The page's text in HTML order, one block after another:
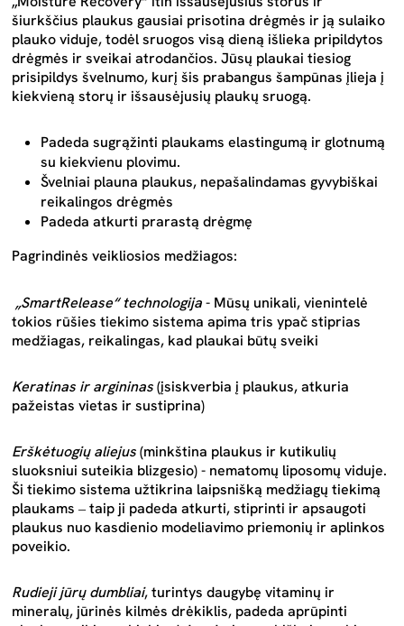
šiurkščius plaukus gausiai prisotina drėgmės ir ją sulaiko
plauko viduje, todėl sruogos visą dieną išlieka pripildytos
drėgmės ir sveikai atrodančios. Jūsų plaukai tiesiog
prisipildys švelnumo, kurį šis prabangus šampūnas įlieja į
kiekvieną storų ir išsausėjusių plaukų sruogą.
Padeda sugrąžinti plaukams elastingumą ir glotnumą
su kiekvienu plovimu.
Švelniai plauna plaukus, nepašalindamas gyvybiškai
reikalingos drėgmės
Padeda atkurti prarastą drėgmę
Pagrindinės veikliosios medžiagos:
„SmartRelease“ technologija- Mūsų unikali, vienintelė
tokios rūšies tiekimo sistema apima tris ypač stiprias
medžiagas, reikalingas, kad plaukai būtų sveiki
Keratinas ir argininas(įsiskverbia į plaukus, atkuria
pažeistas vietas ir sustiprina)
Erškėtuogių aliejus(minkština plaukus ir kutikulių
sluoksniui suteikia blizgesio) - nematomų liposomų viduje.
Ši tiekimo sistema užtikrina laipsnišką medžiagų tiekimą
plaukams ‒ taip ji padeda atkurti, stiprinti ir apsaugoti
plaukus nuo kasdienio modeliavimo priemonių ir aplinkos
poveikio.
Rudieji jūrų dumbliai, turintys daugybę vitaminų ir
mineralų, jūrinės kilmės drėkiklis, padeda aprūpinti